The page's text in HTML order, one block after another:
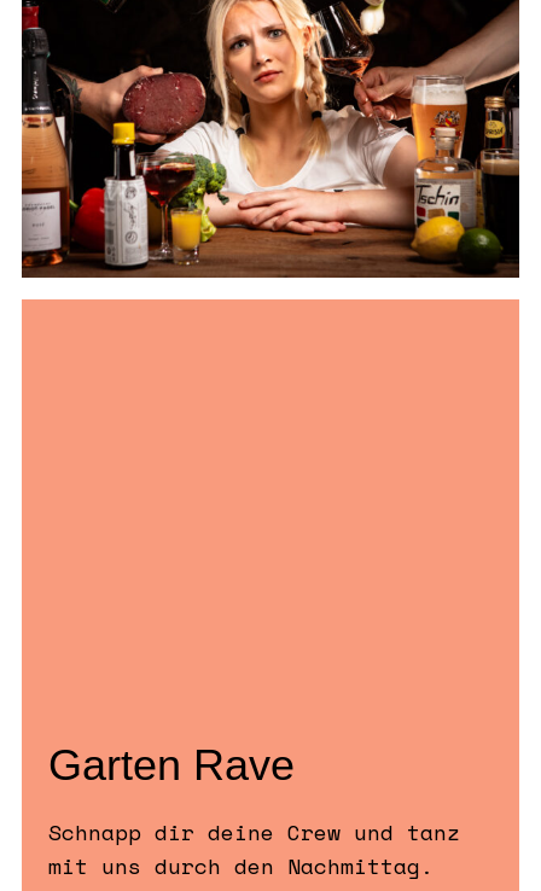
Garten Rave
Schnapp dir deine Crew und tanz
mit uns durch den Nachmittag.